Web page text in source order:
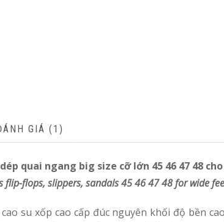
GIÁ (1)
quai ngang big size cỡ lớn 45 46 47 48
flip-flops, slippers, sandals 45 46 47 48 for wide
su xốp cao cấp đúc nguyên khối độ bền